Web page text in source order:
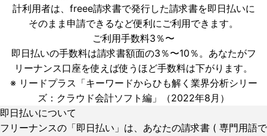
計利用者は、freee請求書で発行した請求書を即日払いに
そのまま申請できるなど便利にご利用できます。
ご利用手数料3％〜
即日払いの手数料は請求書額面の3％〜10％。あなたがフ
リーナンス口座を使えば使うほど手数料は下がります。
※ リードプラス「キーワードからひも解く業界分析シリー
ズ：クラウド会計ソフト編」（2022年8月）
即日払いについて
フリーナンスの「即日払い」は、あなたの請求書 ( 専門用語で